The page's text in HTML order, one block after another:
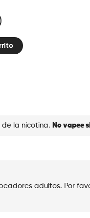
la nicotina. No vapee
adultos. Por